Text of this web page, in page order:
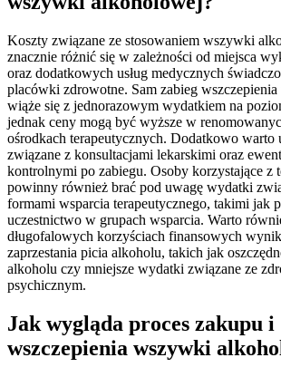
Koszty związane ze stosowaniem wszywki
znacznie różnić się w zależności od miejsca
oraz dodatkowych usług medycznych
placówki zdrowotne. Sam zabieg
wiąże się z jednorazowym wydatkiem na
jednak ceny mogą być wyższe w
ośrodkach terapeutycznych. Dodatkowo warto
związane z konsultacjami lekarskimi oraz
kontrolnymi po zabiegu. Osoby korzystające z
powinny również brać pod uwagę wydatki
formami wsparcia terapeutycznego, takimi jak
uczestnictwo w grupach wsparcia. Warto
długofalowych korzyściach finansowych
zaprzestania picia alkoholu, takich jak
alkoholu czy mniejsze wydatki związane ze
psychicznym.
Jak wygląda proces zakupu i
wszczepienia wszywki